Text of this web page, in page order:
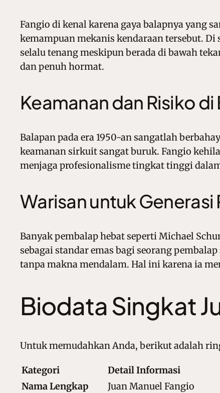
Fangio di kenal karena gaya balapnya yang
kemampuan mekanis kendaraan tersebut.
selalu tenang meskipun berada di bawah
dan penuh hormat.
Keamanan dan Risiko di
Balapan pada era 1950-an sangatlah
keamanan sirkuit sangat buruk. Fangio
menjaga profesionalisme tingkat tinggi
Warisan untuk
Banyak pembalap hebat seperti Michael
sebagai standar emas bagi seorang
tanpa makna mendalam. Hal ini karena ia
Biodata Singkat
Untuk memudahkan Anda, berikut adalah
Kategori
Detail Informasi
Nama Lengkap
Juan Manuel Fangio